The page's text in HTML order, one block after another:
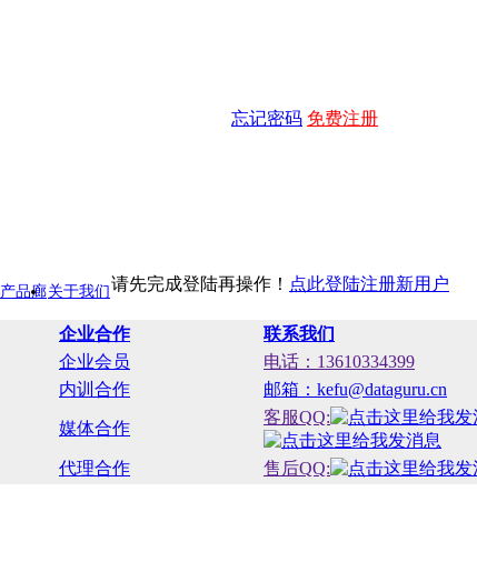
忘记密码 免费注册
产品廊关于我们请先完成登陆再操作！ 点此登陆注册新用户
企业合作 联系我们
企业会员
电话：13610334399
内训合作 邮箱：kefu@dataguru.cn
媒体合作
客服QQ:
代理合作 售后QQ: